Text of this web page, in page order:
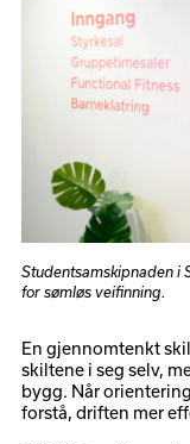
Studentsamskipnaden i
for sømløs veifinning.
En gjennomtenkt
skiltene i seg selv,
bygg. Når
forstå, driften mer